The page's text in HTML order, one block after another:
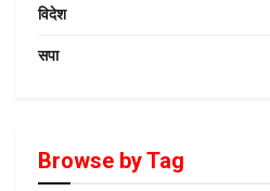
विदेश
सपा
Browse by Tag